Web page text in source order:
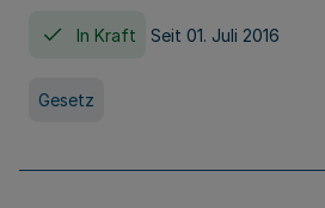
In Kraft Seit 01. Juli 2016
Gesetz